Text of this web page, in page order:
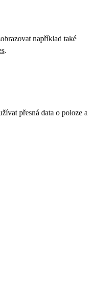
například také
.
přesná data o poloze a